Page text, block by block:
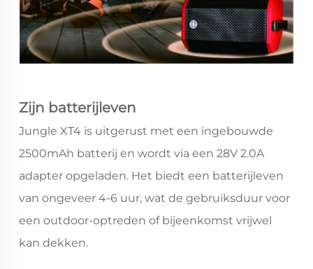
Zijn batterijleven
Jungle XT4 is uitgerust met een ingebouwde
2500mAh batterij en wordt via een 28V 2.0A
adapter opgeladen. Het biedt een batterijleven
van ongeveer 4-6 uur, wat de gebruiksduur voor
een outdoor-optreden of bijeenkomst vrijwel
kan dekken.